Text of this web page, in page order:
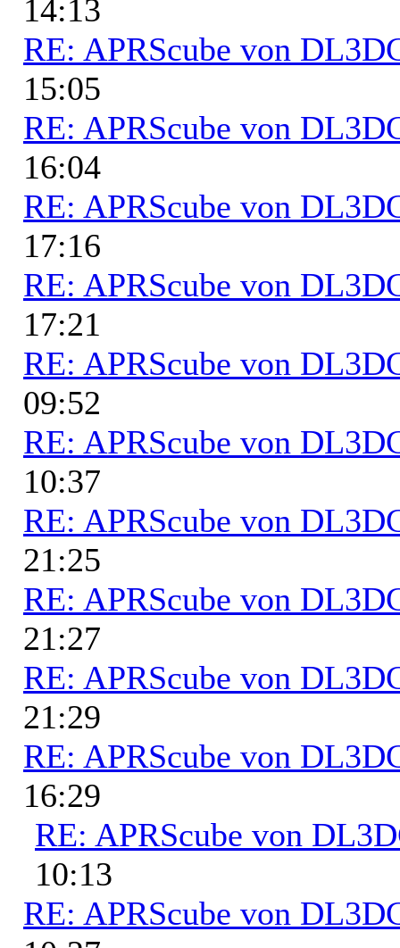
14:13
RE: APRScube von
15:05
RE: APRScube von
16:04
RE: APRScube von
17:16
RE: APRScube von
17:21
RE: APRScube von
09:52
RE: APRScube von
10:37
RE: APRScube von
21:25
RE: APRScube von
21:27
RE: APRScube von
21:29
RE: APRScube von
16:29
RE: APRScube von
10:13
RE: APRScube von